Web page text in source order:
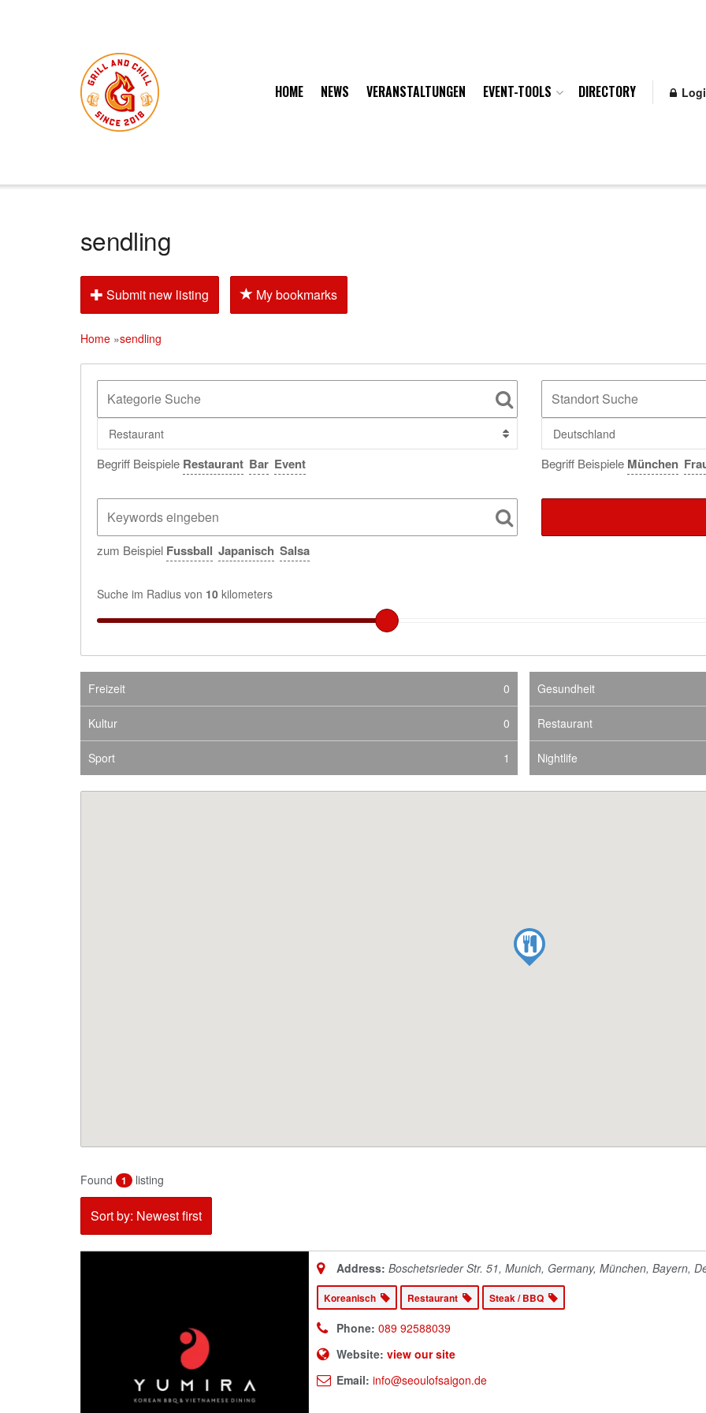
HOME NEWS VERANSTALTUNGEN EVENT-TOOLS DIRECTORY
sendling
Submit new listing My bookmarks
Home »sendling
Restaurant
Begriff Beispiele Restaurant Bar Event
Deutschland
Begriff Beispiele München
zum Beispiel Fussball Japanisch Salsa
Suche im Radius von 10 kilometers
Freizeit 0 Gesundheit
Kultur 0 Restaurant
Sport 1 Nightlife
Found 1 listing
Sort by: Newest first
Address: Boschetsrieder Str. 51, Munich, Germany, München, Bayern,
Koreanisch Restaurant Steak / BBQ
Phone: 089 92588039
Website: view our site
Email: info@seoulofsaigon.de